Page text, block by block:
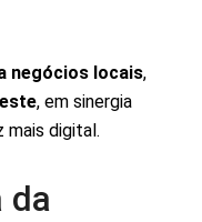
negócios locais,
, em sinergia
mais digital.
da